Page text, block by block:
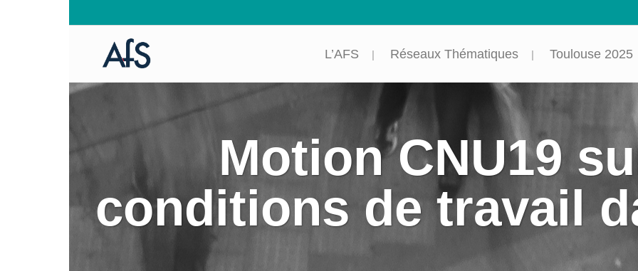
L’AFS Réseaux Thématiques Toulouse 2025
Motion CNU19
conditions de travail